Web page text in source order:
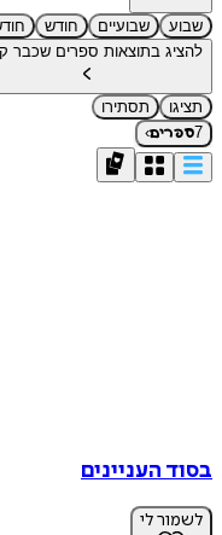
שבוע שבועיים חודש
להציג בתוצאות ספרים שכבר
תציגו
תסתירו
7ספרים›
בסוד העניינים
לשמור לי